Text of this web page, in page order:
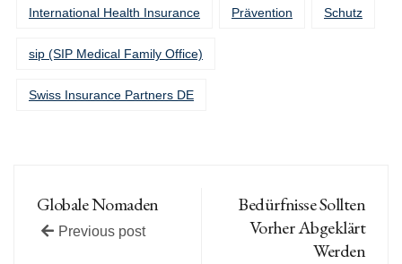
International Health Insurance Prävention Schutz
sip (SIP Medical Family Office)
Swiss Insurance Partners DE
Globale Nomaden
Previous post
Bedürfnisse Sollten
Vorher Abgeklärt
Werden